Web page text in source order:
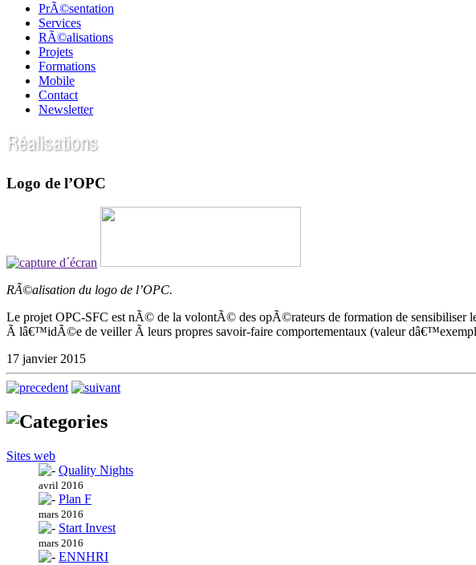
PrÃ©sentation
Services
RÃ©alisations
Projets
Formations
Mobile
Contact
Newsletter
Logo de l’OPC
RÃ©alisation du logo de l’OPC.
Le projet OPC-SFC est nÃ© de la volontÃ© des opÃ©rateurs de formation de sensibiliser
Ã lâ€™idÃ©e de veiller Ã leurs propres savoir-faire comportementaux (valeur
17 janvier 2015
Sites web
Quality Nights
avril 2016
Plan F
mars 2016
Start Invest
mars 2016
ENNHRI